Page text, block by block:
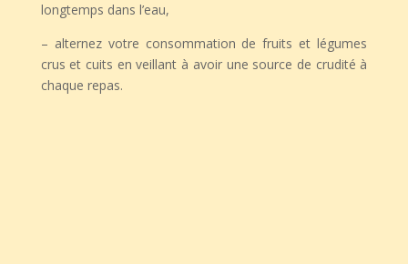
longtemps dans l’eau,
– alternez votre consommation de fruits et légumes
crus et cuits en veillant à avoir une source de crudité à
chaque repas.